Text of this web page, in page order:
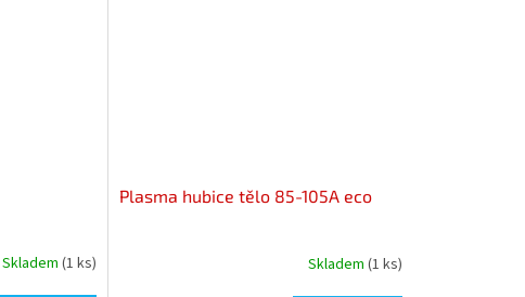
Skladem (1 ks)
Plasma hubice tělo 85-105A eco
Skladem (1 ks)